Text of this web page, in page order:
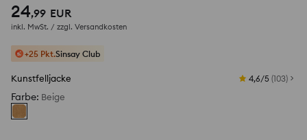
24,99 EUR
inkl. MwSt. / zzgl. Versandkosten
+25 Pkt.Sinsay Club
Kunstfelljacke 4,6/5 (103)
Farbe: Beige